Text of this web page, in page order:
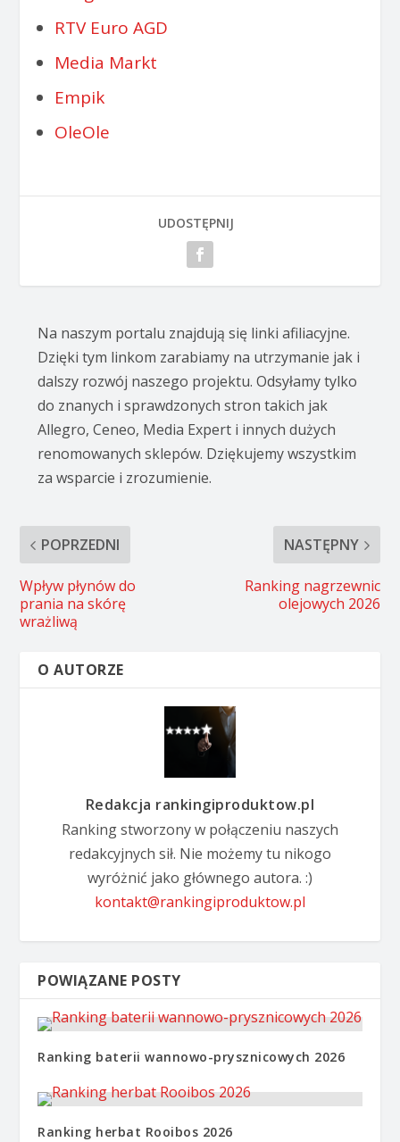
RTV Euro AGD
Media Markt
Empik
OleOle
UDOSTĘPNIJ
Na naszym portalu znajdują się linki afiliacyjne.
Dzięki tym linkom zarabiamy na utrzymanie jak i
dalszy rozwój naszego projektu. Odsyłamy tylko
do znanych i sprawdzonych stron takich jak
Allegro, Ceneo, Media Expert i innych dużych
renomowanych sklepów. Dziękujemy wszystkim
za wsparcie i zrozumienie.
POPRZEDNI
Wpływ płynów do
prania na skórę
wrażliwą
NASTĘPNY
Ranking nagrzewnic
olejowych 2026
O AUTORZE
Redakcja rankingiproduktow.pl
Ranking stworzony w połączeniu naszych
redakcyjnych sił. Nie możemy tu nikogo
wyróżnić jako głównego autora. :)
kontakt@rankingiproduktow.pl
POWIĄZANE POSTY
Ranking baterii wannowo-prysznicowych 2026
Ranking herbat Rooibos 2026